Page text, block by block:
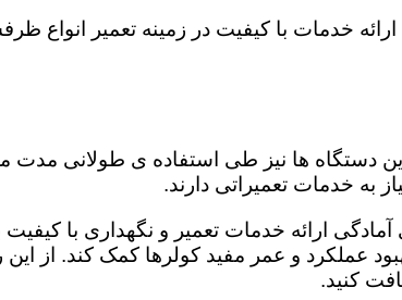
خدمات با کیفیت در زمینه تعمیر انواع
دستگاه ها نیز طی استفاده ی طولانی مدت
به خدمات تعمیراتی دارند.
ارائه خدمات تعمیر و نگهداری با کیفیت
عملکرد و عمر مفید کولرها کمک کند. از
کنید.